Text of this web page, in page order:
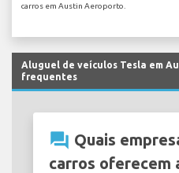
carros em Austin Aeroporto.
Aluguel de veículos Tesla em
frequentes
question_answer Quais
carros oferecem